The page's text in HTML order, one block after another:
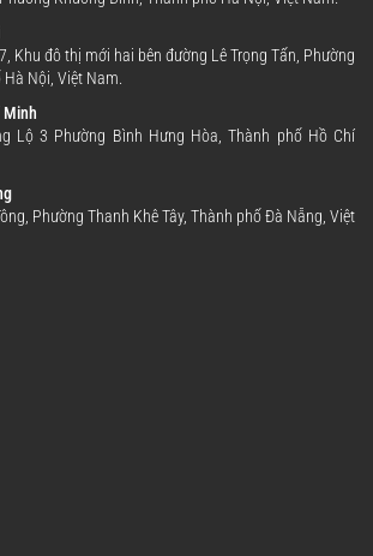
nguyên chất – An toàn
làm từ nhôm nguyên chất, phủ
cao cấp Whitford, giúp hạn chế
phẩm, đảm bảo an toàn cho
dàng vệ sinh.
Khu đô thị mới hai bên đường Lê Trọng Tấn, Phường
Nội, Việt Nam.
Minh
Lộ 3 Phường Bình Hưng Hòa, Thành phố Hồ Chí
Phường Thanh Khê Tây, Thành phố Đà Nẵng, Việt